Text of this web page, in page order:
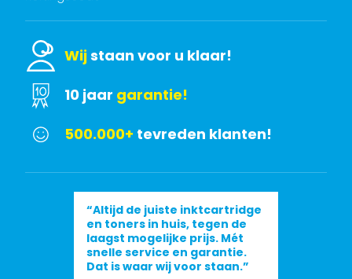
Wijstaan voor u klaar!
10 jaar garantie!
500.000+ tevreden klanten!
“Altijd de juiste inktcartridge
en toners in huis, tegen de
laagst mogelijke prijs. Mét
snelle service en garantie.
Dat is waar wij voor staan.”